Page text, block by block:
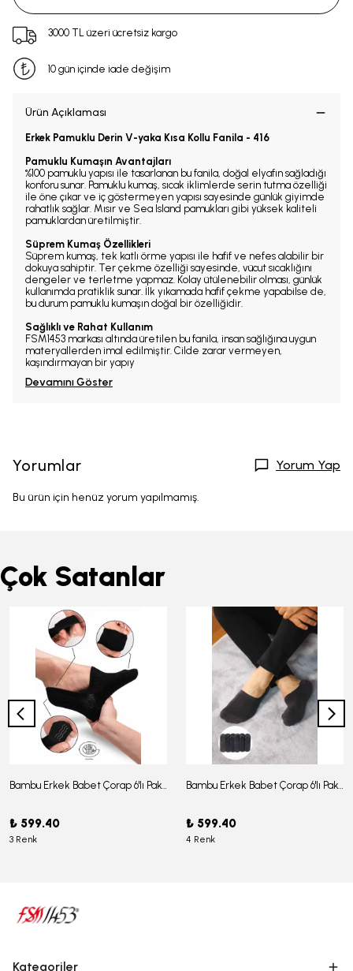
3000 TL üzeri ücretsiz kargo
10 gün içinde iade değişim
Ürün Açıklaması
Erkek Pamuklu Derin V-yaka Kısa Kollu Fanila - 416
Pamuklu Kumaşın Avantajları
%100 pamuklu yapısı ile tasarlanan bu fanila, doğal elyafın sağladığı
konforu sunar. Pamuklu kumaş, sıcak iklimlerde serin tutma özelliği
ile öne çıkar ve iç göstermeyen yapısı sayesinde günlük giyimde
rahatlık sağlar. Mısır ve Sea Island pamukları gibi yüksek kaliteli
pamuklardan üretilmiştir.
Süprem Kumaş Özellikleri
Süprem kumaş, tek katlı örme yapısı ile hafif ve nefes alabilir bir
dokuya sahiptir. Ter çekme özelliği sayesinde, vücut sıcaklığını
dengeler ve terletme yapmaz. Kolay ütülenebilir olması, günlük
kullanımda pratiklik sunar. İlk yıkamada hafif çekme yapabilse de,
bu durum pamuklu kumaşın doğal bir özelliğidir.
Sağlıklı ve Rahat Kullanım
FSM1453 markası altında üretilen bu fanila, insan sağlığına uygun
materyallerden imal edilmiştir. Cilde zarar vermeyen,
kaşındırmayan bir yapıy
Devamını Göster
Yorumlar Yorum Yap
Bu ürün için henüz yorum yapılmamış.
Çok Satanlar
Bambu Erkek Babet Çorap 6'lı Paket - J-03
₺ 599.40
3 Renk
Bambu Erkek Babet Çorap 6'lı Paket -J-08
₺ 599.40
4 Renk
Kategoriler